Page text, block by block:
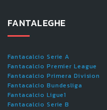
FANTALEGHE
Fantacalcio Serie A
Fantacalcio Premier League
Fantacalcio Primera Division
Fantacalcio Bundesliga
Fantacalcio Ligue1
Fantacalcio Serie B